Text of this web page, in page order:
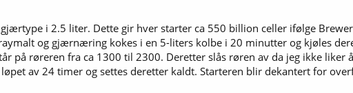
i 2.5 liter. Dette gir hver starter ca 550 billion celler ifølge
og gjærnæring kokes i en 5-liters kolbe i 20 minutter og kjøles
på røreren fra ca 1300 til 2300. Deretter slås røren av da jeg ikke liker
av 24 timer og settes deretter kaldt. Starteren blir dekantert for